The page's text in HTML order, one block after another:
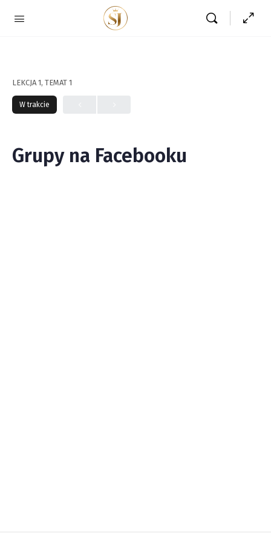
LEKCJA 1, TEMAT 1
W trakcie
Grupy na Facebooku